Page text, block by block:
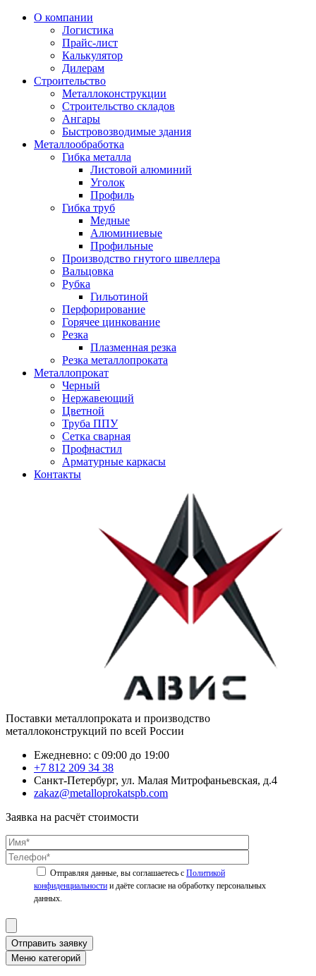
О компании
Логистика
Прайс-лист
Калькулятор
Дилерам
Строительство
Металлоконструкции
Строительство складов
Ангары
Быстровозводимые здания
Металлообработка
Гибка металла
Листовой алюминий
Уголок
Профиль
Гибка труб
Медные
Алюминиевые
Профильные
Производство гнутого швеллера
Вальцовка
Рубка
Гильотиной
Перфорирование
Горячее цинкование
Резка
Плазменная резка
Резка металлопроката
Металлопрокат
Черный
Нержавеющий
Цветной
Труба ППУ
Сетка сварная
Профнастил
Арматурные каркасы
Контакты
Поставки металлопроката и производство
металлоконструкций по всей России
Ежедневно: с 09:00 до 19:00
+7 812 209 34 38
Санкт-Петербург, ул. Малая Митрофаньевская, д.4
zakaz@metalloprokatspb.com
Заявка на расчёт стоимости
Политикой
конфиденциальности
Отправить заявку
Меню категорий